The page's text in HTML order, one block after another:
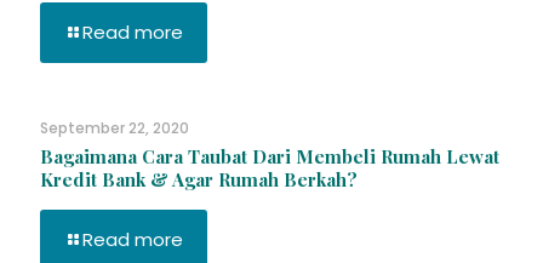
Read more
September 22, 2020
Bagaimana Cara Taubat Dari Membeli Rumah Lewat
Kredit Bank & Agar Rumah Berkah?
Read more